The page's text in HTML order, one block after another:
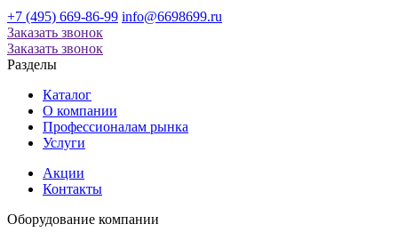
+7 (495) 669-86-99 info@6698699.ru
Заказать звонок
Заказать звонок
Разделы
Каталог
О компании
Профессионалам рынка
Услуги
Акции
Контакты
Оборудование компании